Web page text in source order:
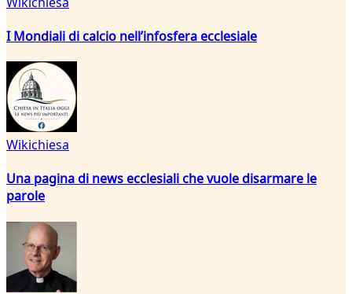
I Mondiali di calcio nell’infosfera ecclesiale
Wikichiesa
Una pagina di news ecclesiali che vuole disarmare le
parole